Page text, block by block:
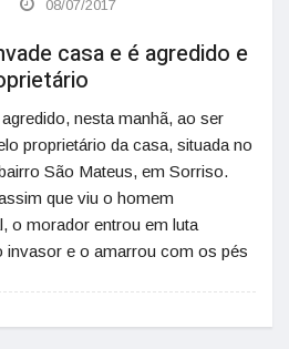
08/07/2017
casa e é agredido e
nesta manhã, ao ser
proprietário da casa, situada no
São Mateus, em Sorriso.
que viu o homem
o morador entrou em luta
e o amarrou com os pés